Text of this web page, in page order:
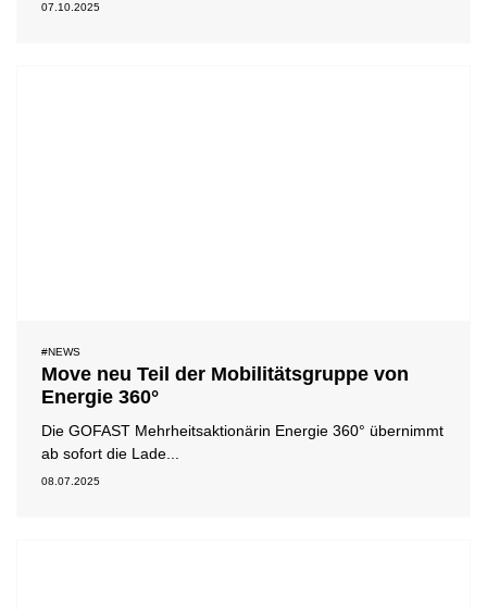
07.10.2025
#NEWS
Move neu Teil der Mobilitätsgruppe von
Energie 360°
Die GOFAST Mehrheitsaktionärin Energie 360° übernimmt
ab sofort die Lade...
08.07.2025